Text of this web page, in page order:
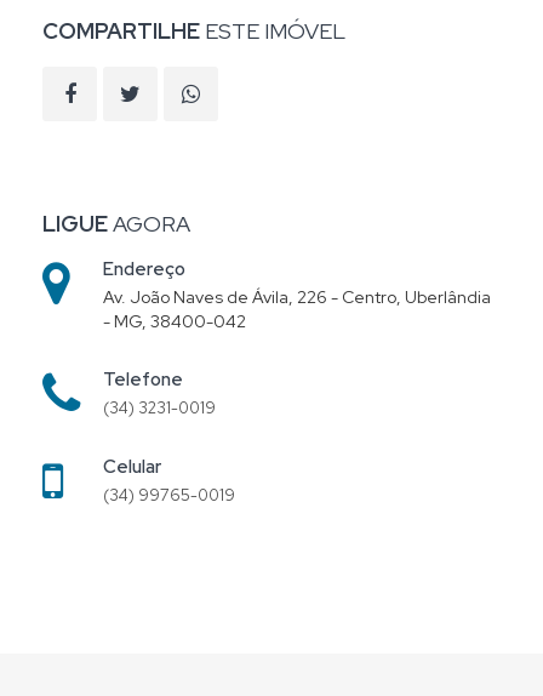
COMPARTILHE ESTE IMÓVEL
LIGUEAGORA
Endereço
Av. João Naves de Ávila, 226 - Centro, Uberlândia
- MG, 38400-042
Telefone
(34) 3231-0019
Celular
(34) 99765-0019